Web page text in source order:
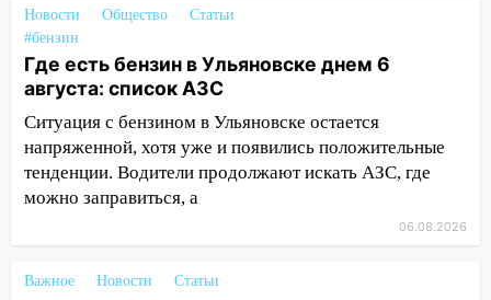
15:47
На улице Радищева сбили
курьера: крупная авария в Ульяновске
15:15 Проводил до квартиры и ограбил:
новый кавалер женщины оказался
рецидивистом
14:26 В Ульяновске ограничат движение
по улице Ефремова
повысят зарплату
Новости Общество
Статьи
#бензин
Где есть бензин в Ульяновске днем 6
августа: список АЗС
Ситуация с бензином в Ульяновске остается
напряженной, хотя уже и появились положительные
тенденции. Водители продолжают искать АЗС, где
можно заправиться, а
06.08.2026
Важное Новости Статьи